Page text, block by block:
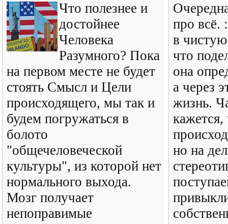
Что полезнее и
достойнее
Человека
Разумного? Пока
на первом месте не будет
стоять Смысл и Цели
происходящего, мы так и
будем погружаться в
болото
"общечеловеческой
культуры", из которой нет
нормального выхода.
Мозг получает
непоправимые
про всё.
в
что
она
а через
жизнь.
кажется,
но на